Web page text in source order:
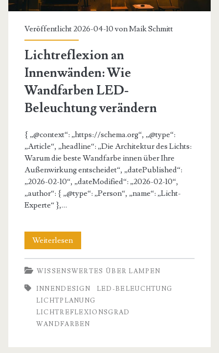
Veröffentlicht 2026-04-10 vonMaik Schmitt
Lichtreflexion an
Innenwänden: Wie
Wandfarben LED-
Beleuchtung verändern
{ „@context“: „https://schema.org“, „@type“:
„Article“, „headline“: „Die Architektur des Lichts:
Warum die beste Wandfarbe innen über Ihre
Außenwirkung entscheidet“, „datePublished“:
„2026-02-10“, „dateModified“: „2026-02-10“,
„author“: { „@type“: „Person“, „name“: „Licht-
Experte“ },…
WeiterlesenLichtreflexion
an
Innenwänden:
Wie
Wandfarben
LED-
WISSENSWERTES ÜBER LAMPEN
INNENDESIGN
LED-BELEUCHTUNG
LICHTPLANUNG
LICHTREFLEXIONSGRAD
WANDFARBEN